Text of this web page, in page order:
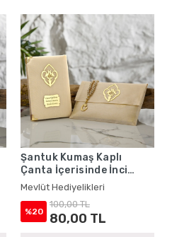
Şantuk Kumaş Kaplı
Çanta İçerisinde İnci
Tesbihli Gold Renkli
Şantuk Yasin Kitabı Seti -
Mevlüt Hediyelikleri
Mevlüt Hediyelikleri
%20
100,00 TL
80,00 TL